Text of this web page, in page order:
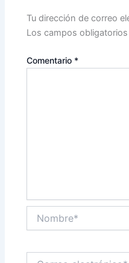
Tu dirección de correo
Los campos
Comentario *